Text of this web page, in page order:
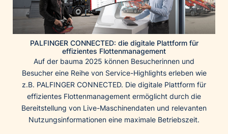
JP Immobilien
Kroatische Zentrale für Tourismus
List Holding Gruppe
Marble House
Mediaplus
Microsoft
Mondelēz Österreich
PALFINGER CONNECTED: die digitale Plattform für
effizientes Flottenmanagement
Auf der bauma 2025 können Besucherinnen und
Besucher eine Reihe von Service-Highlights erleben wie
z.B. PALFINGER CONNECTED. Die digitale Plattform für
effizientes Flottenmanagement ermöglicht durch die
Bereitstellung von Live-Maschinendaten und relevanten
Nutzungsinformationen eine maximale Betriebszeit.